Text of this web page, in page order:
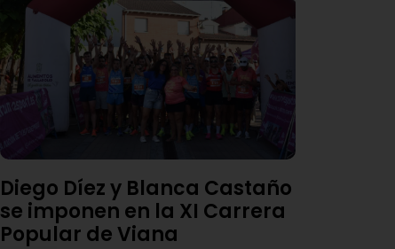
Diego Díez y Blanca Castaño
se imponen en la XI Carrera
Popular de Viana